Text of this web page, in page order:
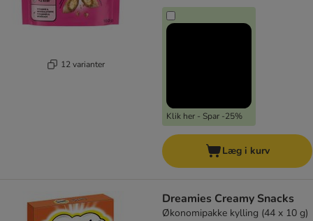
12 varianter
Klik her - Spar -25%
Læg i kurv
Dreamies Creamy Snacks
Økonomipakke kylling (44 x 10 g)